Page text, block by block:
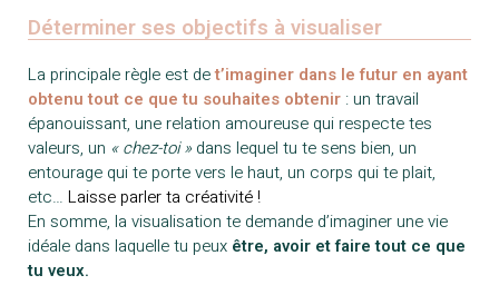
Déterminer ses objectifs à visualiser​
La principale règle est det’imaginer dans le futur en ayant
obtenu tout ce que tu souhaites obtenir : un travail
épanouissant, une relation amoureuse qui respecte tes
valeurs, un « chez-toi »dans lequel tu te sens bien, un
entourage qui te porte vers le haut, un corps qui te plait,
etc… Laisse parler ta créativité !
En somme, la visualisation te demande d’imaginer une vie
idéale dans laquelle tu peux être, avoir et faire tout ce que
tu veux.